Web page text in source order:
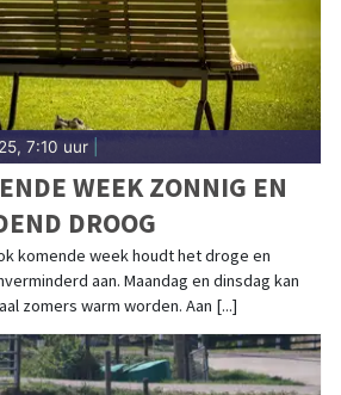
7:10 uur|
WEEK ZONNIG EN
DROOG
komende week houdt het droge en
aan. Maandag en dinsdag kan
zomers warm worden. Aan [...]